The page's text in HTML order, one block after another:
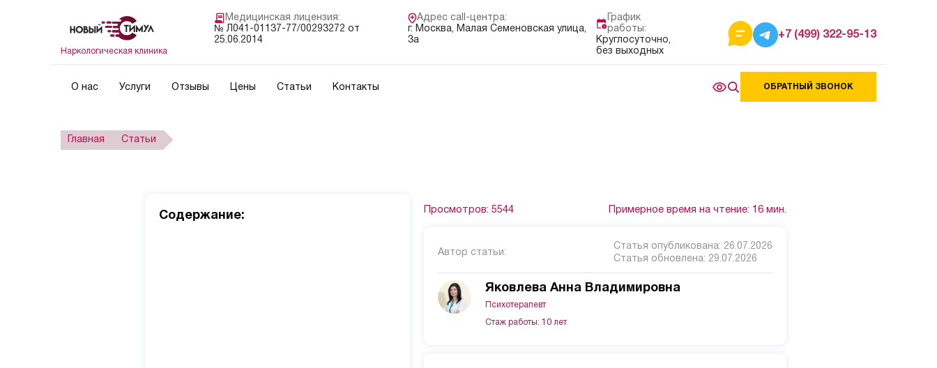
Наркологическая клиника
Медицинская лицензия:
№ Л041-01137-77/00293272 от
25.06.2014
Адрес call-центра:
г. Москва, Малая Семеновская улица,
3а
График
работы:
Круглосуточно,
без выходных
+7 (499) 322-95-13
О нас Услуги Отзывы Цены Статьи Контакты ОБРАТНЫЙ ЗВОНОК
Главная Статьи
Cодержание: Просмотров: 5544 Примерное время на чтение: 16 мин.
Автор статьи:
Статья опубликована: 26.07.2026
Статья обновлена: 29.07.2026
Яковлева Анна Владимировна
Психотерапевт
Стаж работы: 10 лет